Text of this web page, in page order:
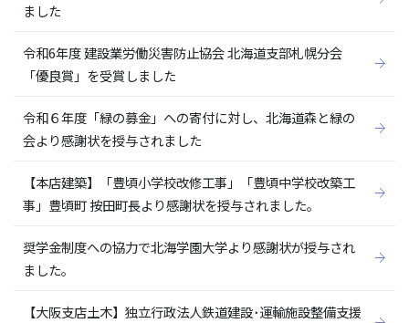
ました
令和6年度 建設業労働災害防止協会 北海道支部札幌分会
「優良賞」を受賞しました
令和６年度「緑の募金」への寄付に対し、北海道森と緑の
会より感謝状を授与されました
【本店建築】「豊頃小学校改修工事」「豊頃中学校改築工
事」豊頃町 按田町長より感謝状を授与されました。
奨学金制度への協力で北海学園大学より感謝状が授与され
ました。
【大阪支店土木】独立行政法人鉄道建設･運輸施設整備支援